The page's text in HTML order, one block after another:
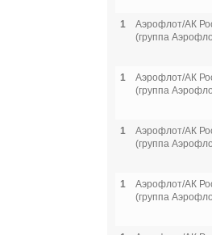
1
Аэрофлот/АК
(группа
1
Аэрофлот/АК
(группа
1
Аэрофлот/АК
(группа
1
Аэрофлот/АК
(группа